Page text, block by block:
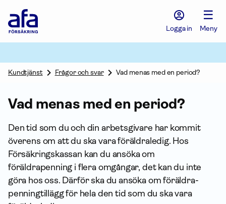
Försäkring
Logga in
☰
Meny
Kundtjänst Frågor och svar Vad menas med en period?
Vad menas med en period?
Den tid som du och din arbetsgivare har kommit
överens om att du ska vara föräldraledig. Hos
Försäkrings­kassan kan du ansöka om
föräldrapenning i flera omgångar, det kan du inte
göra hos oss. Därför ska du ansöka om föräldra­
penning­tillägg för hela den tid som du ska vara